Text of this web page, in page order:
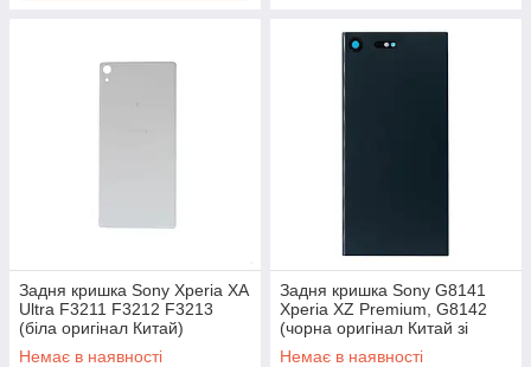
Задня кришка Sony Xperia XA
Ultra F3211 F3212 F3213
(біла оригінал Китай)
Немає в наявності
Задня кришка Sony G8141
Xperia XZ Premium, G8142
(чорна оригінал Китай зі
склом камери)
Немає в наявності